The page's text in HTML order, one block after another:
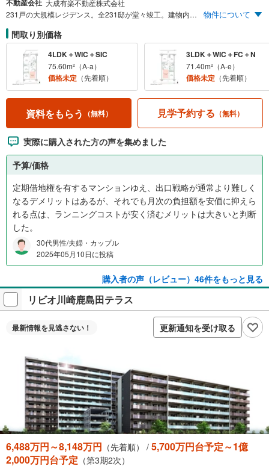
不動産会社 大成有楽不動産株式会社
231戸の大規模レジデンス。全231邸が堂々竣工。建物内モデルルームをご案内中。実際のお部屋をご覧いただけます。
物件について
間取り別価格
4LDK＋WIC＋SIC
75.60m²（A-a）
価格未定 （先着順）
3LDK＋WIC＋FC＋N
71.40m²（A-e）
価格未定 （先着順）
資料をもらう （無料） 見学予約する （無料）
実際に購入された方の声を集めました
予算/価格
定期借地権を有するマンションゆえ、出口戦略が通常より難しく
なるデメリットはあるが、それでも月次の負担額を安価に抑えら
れる点は、ランニングコストが安く済むメリットは大きいと判断
した。
30代男性/夫婦・カップル
2025年05月10日に投稿
購入者の声（レビュー）46件をもっと見る
リビオ川崎鹿島田テラス
最新情報を見逃さない！ 更新通知を受け取る
6,488万円～8,148万円 （先着順） / 5,700万円台予定～1億
2,000万円台予定 （第3期2次）